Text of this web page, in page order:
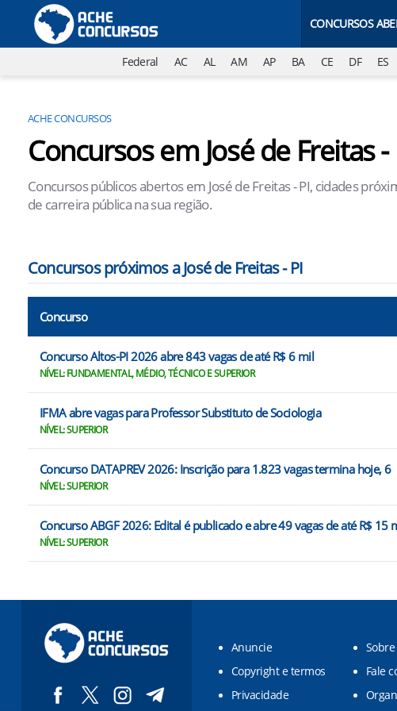
CONCURSOS
Federal AC AL AM AP BA CE DF ES
ACHE CONCURSOS
Concursos em José de Freitas -
Concursos públicos abertos em José de Freitas - PI, cidades
de carreira pública na sua região.
Concursos próximos a José de Freitas - PI
Concurso
Concurso Altos-PI 2026 abre 843 vagas de até R$ 6 mil
NÍVEL: FUNDAMENTAL, MÉDIO, TÉCNICO E SUPERIOR
IFMA abre vagas para Professor Substituto de Sociologia
NÍVEL: SUPERIOR
Concurso DATAPREV 2026: Inscrição para 1.823 vagas termina hoje, 6
NÍVEL: SUPERIOR
Concurso ABGF 2026: Edital é publicado e abre 49 vagas de até R$ 15
NÍVEL: SUPERIOR
Anuncie
Copyright e termos
Fale
Privacidade